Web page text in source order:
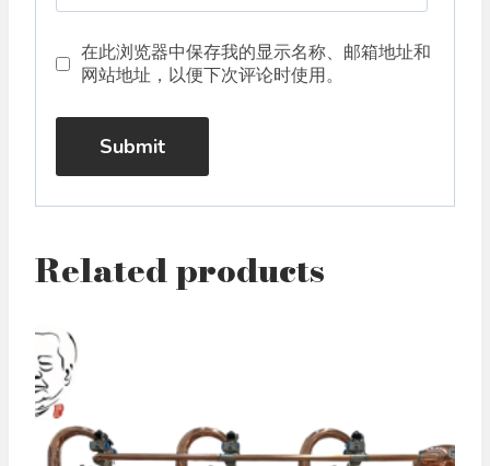
在此浏览器中保存我的显示名称、邮箱地址和
网站地址，以便下次评论时使用。
Related products